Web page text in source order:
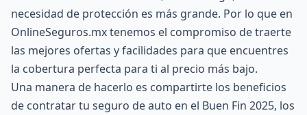
necesidad de protección es más grande. Por lo que en
OnlineSeguros.mx tenemos el compromiso de traerte
las mejores ofertas y facilidades para que encuentres
la cobertura perfecta para ti al precio más bajo.
Una manera de hacerlo es compartirte los beneficios
de contratar tu seguro de auto en el Buen Fin 2025, los